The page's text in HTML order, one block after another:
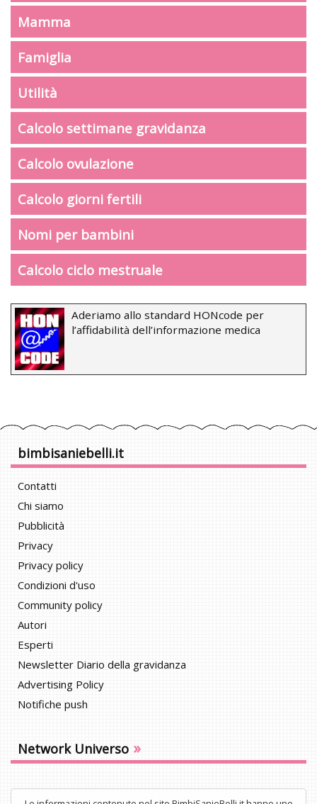
Mamma
Famiglia
Utilità
Calcolo settimane gravidanza
Calcolo ovulazione
Calcolo giorni fertili
Nomi per bambini
Calcolo ciclo mestruale
Aderiamo allo standard HONcode per
l’affidabilità dell’informazione medica
bimbisaniebelli.it
Contatti
Chi siamo
Pubblicità
Privacy
Privacy policy
Condizioni d'uso
Community policy
Autori
Esperti
Newsletter Diario della gravidanza
Advertising Policy
Notifiche push
Network Universo »